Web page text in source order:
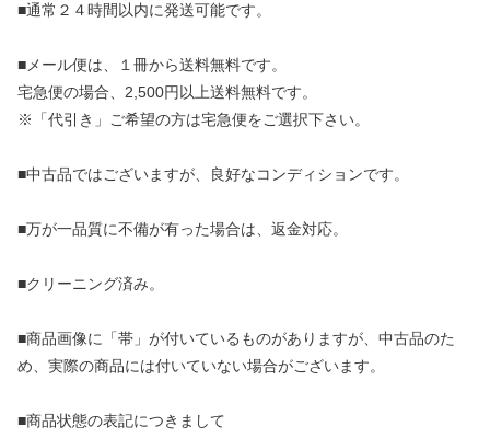
■通常２４時間以内に発送可能です。
■メール便は、１冊から送料無料です。
宅急便の場合、2,500円以上送料無料です。
※「代引き」ご希望の方は宅急便をご選択下さい。
■中古品ではございますが、良好なコンディションです。
■万が一品質に不備が有った場合は、返金対応。
■クリーニング済み。
■商品画像に「帯」が付いているものがありますが、中古品のた
め、実際の商品には付いていない場合がございます。
■商品状態の表記につきまして